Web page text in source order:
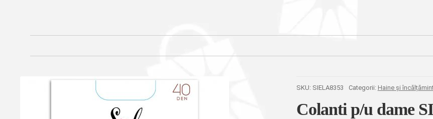
SKU: SIELA8353 Categorii: Haine și
Colanti p/u dame